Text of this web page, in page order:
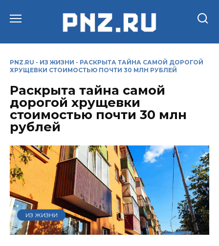
PNZ.RU - ИЗ ЖИЗНИ - РАСКРЫТА ТАЙНА САМОЙ ДОРОГОЙ
ХРУЩЕВКИ СТОИМОСТЬЮ ПОЧТИ 30 МЛН РУБЛЕЙ
Раскрыта тайна самой
дорогой хрущевки
стоимостью почти 30 млн
рублей
ИЗ ЖИЗНИ